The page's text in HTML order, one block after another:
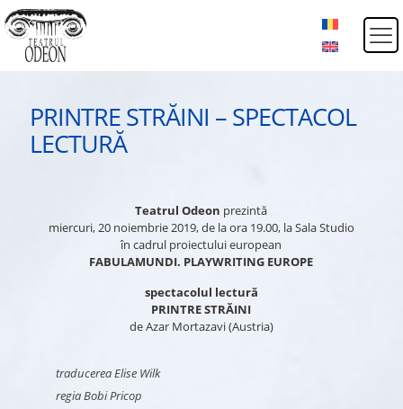
PRINTRE STRĂINI – SPECTACOL
LECTURĂ
Teatrul Odeon prezintă
miercuri, 20 noiembrie 2019, de la ora 19.00, la Sala Studio
în cadrul proiectului european
FABULAMUNDI. PLAYWRITING EUROPE
spectacolul lectură
PRINTRE STRĂINI
de Azar Mortazavi (Austria)
traducerea Elise Wilk
regia Bobi Pricop